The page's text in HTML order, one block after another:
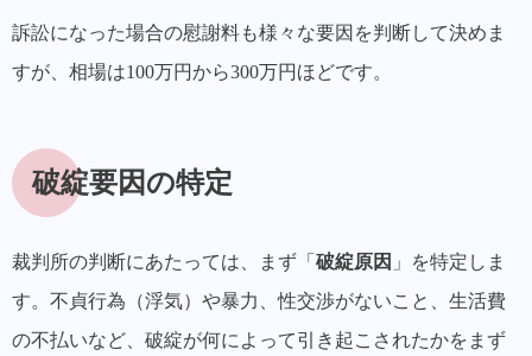
訴訟になった場合の慰謝料も様々な要因を判断して決めま
すが、 相場は100万円から300万円ほどです。
破綻要因の特定
裁判所の判断にあたっては、まず「 破綻原因 」を特定しま
す。 不貞行為（浮気）や暴力、性交渉がないこと、生活費
の不払いなど、破綻が何によって引き起こされたかをまず